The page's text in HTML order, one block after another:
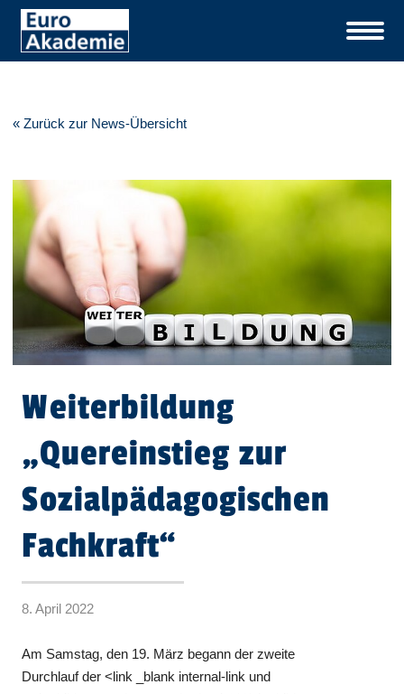
« Zurück zur News-Übersicht
Weiterbildung
„Quereinstieg zur
Sozialpädagogischen
Fachkraft“
8. April 2022
Am Samstag, den 19. März begann der zweite
Durchlauf der <link _blank internal-link und